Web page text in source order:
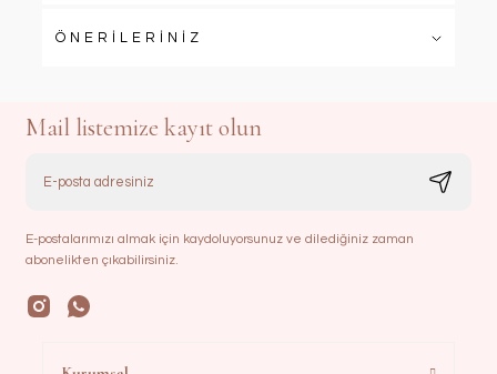
ÖNERİLERİNİZ
Mail listemize kayıt olun
E-postalarımızı almak için kaydoluyorsunuz ve dilediğiniz zaman
abonelikten çıkabilirsiniz.